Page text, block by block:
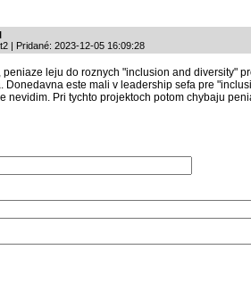
| Pridané: 2023-12-05 16:09:28
peniaze leju do roznych "inclusion and diversity"
Donedavna este mali v leadership sefa pre
nevidim. Pri tychto projektoch potom chybaju